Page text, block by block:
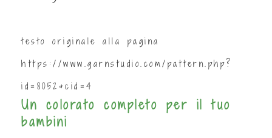
testo originale alla pagina
https://www.garnstudio.com/pattern.php?
id=8052&cid=4
Un colorato completo per il tuo
bambini